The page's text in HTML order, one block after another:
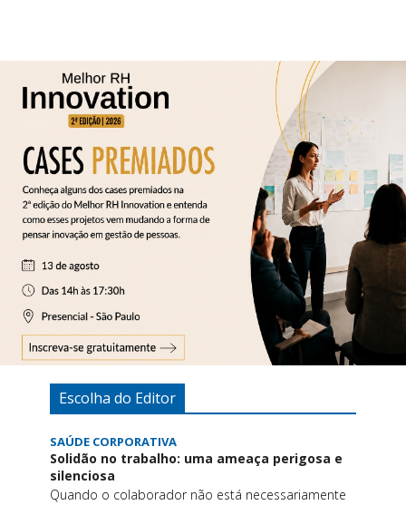
Escolha do Editor
SAÚDE CORPORATIVA
Solidão no trabalho: uma ameaça perigosa e
silenciosa
Quando o colaborador não está necessariamente